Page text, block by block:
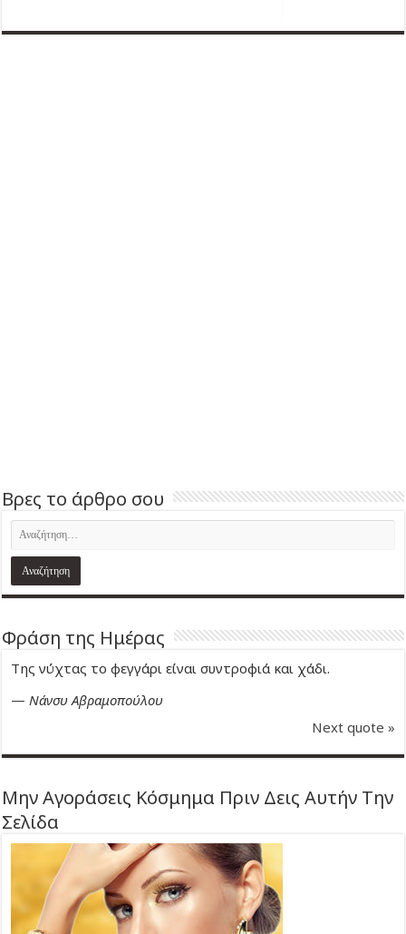
Βρες το άρθρο σου
Φράση της Ημέρας
Της νύχτας το φεγγάρι είναι συντροφιά και χάδι.
— Νάνσυ Αβραμοπούλου
Next quote »
Μην Αγοράσεις Κόσμημα Πριν Δεις Αυτήν Την
Σελίδα